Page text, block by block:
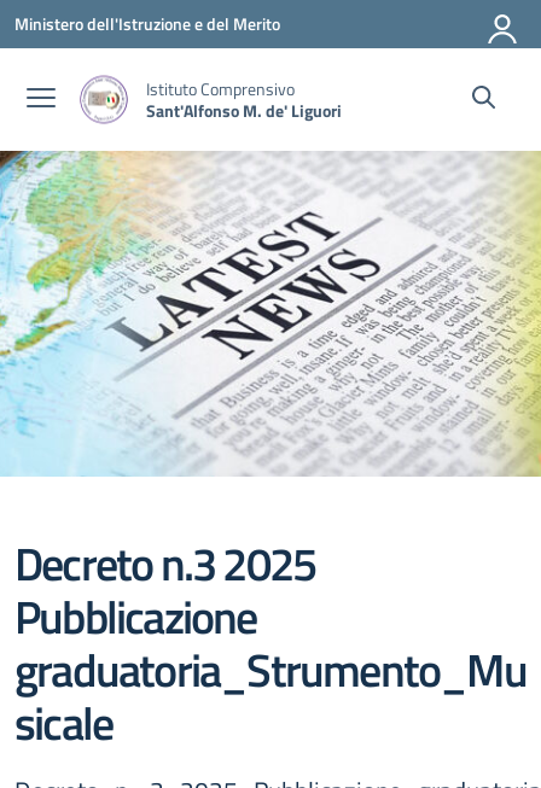
Vai ai contenuti
Vai al menu di navigazione
Vai al footer
Ministero dell'Istruzione e del Merito
Istituto Comprensivo
Sant'Alfonso M. de' Liguori
Decreto n.3 2025
Pubblicazione
graduatoria_Strumento_Mu
sicale